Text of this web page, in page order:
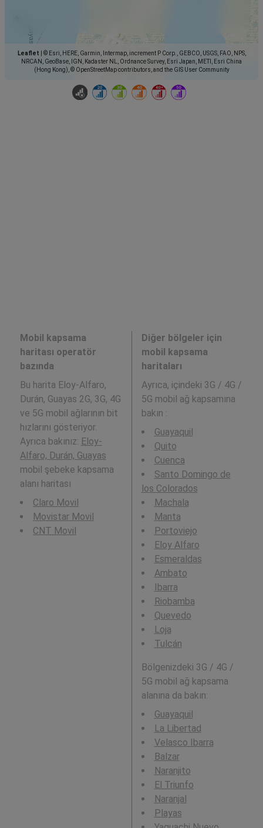
Leaflet
© Esri, HERE, Garmin, Intermap, increment P Corp., GEBCO, USGS, FAO, NPS,
NRCAN, GeoBase, IGN, Kadaster NL, Ordnance Survey, Esri Japan, METI, Esri China
(Hong Kong), © OpenStreetMap contributors, and the GIS User Community
Mobil kapsama
haritası operatör
bazında
Bu harita Eloy-Alfaro,
Durán, Guayas 2G, 3G, 4G
ve 5G mobil ağlarının bit
hızlarını gösteriyor.
Ayrıca bakınız: Eloy-
Alfaro, Durán, Guayas
mobil şebeke kapsama
alanı haritası
Claro Movil
Movistar Movil
CNT Movil
Diğer bölgeler için
mobil kapsama
haritaları
Ayrıca, içindeki 3G / 4G /
5G mobil ağ kapsamına
bakın :
Guayaquil
Quito
Cuenca
Santo Domingo de
los Colorados
Machala
Manta
Portoviejo
Eloy Alfaro
Esmeraldas
Ambato
Ibarra
Riobamba
Quevedo
Loja
Tulcán
Bölgenizdeki 3G / 4G /
5G mobil ağ kapsama
alanına da bakın:
Guayaquil
La Libertad
Velasco Ibarra
Balzar
Naranjito
El Triunfo
Naranjal
Playas